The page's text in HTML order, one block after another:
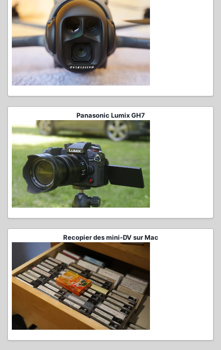
Panasonic Lumix GH7
Recopier des mini-DV sur Mac